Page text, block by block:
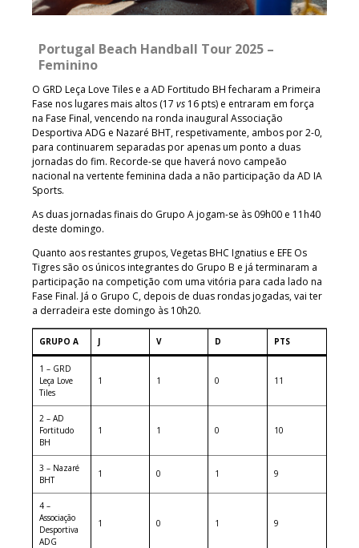
Portugal Beach Handball Tour 2025 –
Feminino
O GRD Leça Love Tiles e a AD Fortitudo BH fecharam a Primeira
Fase nos lugares mais altos (17 vs 16 pts) e entraram em força
na Fase Final, vencendo na ronda inaugural Associação
Desportiva ADG e Nazaré BHT, respetivamente, ambos por 2-0,
para continuarem separadas por apenas um ponto a duas
jornadas do fim. Recorde-se que haverá novo campeão
nacional na vertente feminina dada a não participação da AD IA
Sports.
As duas jornadas finais do Grupo A jogam-se às 09h00 e 11h40
deste domingo.
Quanto aos restantes grupos, Vegetas BHC Ignatius e EFE Os
Tigres são os únicos integrantes do Grupo B e já terminaram a
participação na competição com uma vitória para cada lado na
Fase Final. Já o Grupo C, depois de duas rondas jogadas, vai ter
a derradeira este domingo às 10h20.
GRUPO A J V D PTS
1 – GRD
Leça Love
Tiles
1 1 0 11
2 – AD
Fortitudo
BH
1 1 0 10
3 – Nazaré
BHT
1 0 1 9
4 –
Associação
Desportiva
ADG
1 0 1 9